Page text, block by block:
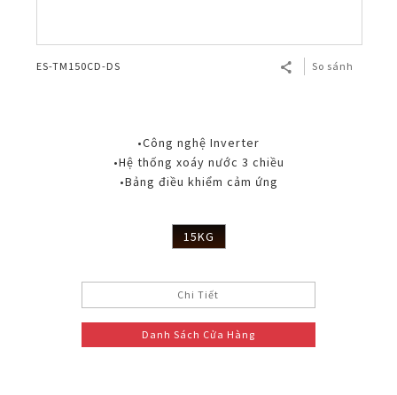
ES-TM150CD-DS So sánh
•Công nghệ Inverter
•Hệ thống xoáy nước 3 chiều
•Bảng điều khiểm cảm ứng
15KG
Chi Tiết
Danh Sách Cửa Hàng